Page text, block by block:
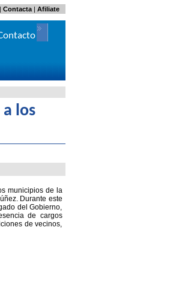
los
municipios de la
Durante este
del Gobierno,
de cargos
de vecinos,
Contacta| Afiliate